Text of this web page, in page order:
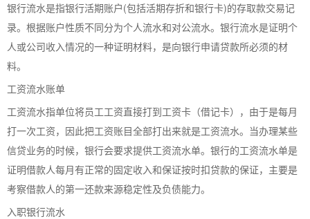
银行流水是指银行活期账户(包括活期存折和银行卡)的存取款交易记
录。根据账户性质不同分为个人流水和对公流水。银行流水是证明个
人或公司收入情况的一种证明材料，是向银行申请贷款所必须的材
料。
工资流水账单
工资流水指单位将员工工资直接打到工资卡（借记卡），由于是每月
打一次工资，因此把工资账目全部打出来就是工资流水。当办理某些
信贷业务的时候，银行会要求提供工资流水单。银行的工资流水单是
证明借款人每月有正常的固定收入和保证按时扣贷款的保证，主要是
考察借款人的第一还款来源稳定性及负债能力。
入职银行流水